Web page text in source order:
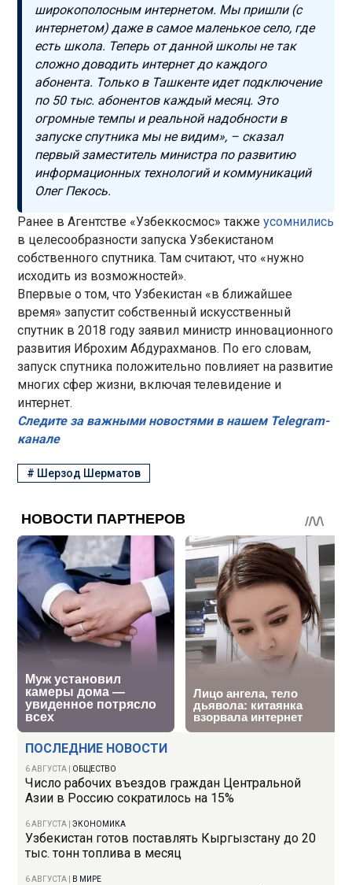
ПОСЛЕДНИЕ НОВОСТИ
6 АВГУСТА ОБЩЕСТВО
Число рабочих въездов граждан Центральной
Азии в Россию сократилось на 15%
6 АВГУСТА |ЭКОНОМИКА
Узбекистан готов поставлять Кыргызстану до 20
тыс. тонн топлива в месяц
6 АВГУСТА В МИРЕ
широкополосным интернетом. Мы пришли (с
интернетом) даже в самое маленькое село, где
есть школа. Теперь от данной школы не так
сложно доводить интернет до каждого
абонента. Только в Ташкенте идет подключение
по 50 тыс. абонентов каждый месяц. Это
огромные темпы и реальной надобности в
запуске спутника мы не видим», – сказал
первый заместитель министра по развитию
информационных технологий и коммуникаций
Олег Пекось.
Ранее в Агентстве «Узбеккосмос» такжеусомнились
в целесообразности запуска Узбекистаном
собственного спутника. Там считают, что «нужно
исходить из возможностей».
Впервые о том, что Узбекистан «в ближайшее
время» запустит собственный искусственный
спутник в 2018 году заявил министр инновационного
развития Иброхим Абдурахманов. По его словам,
запуск спутника положительно повлияет на развитие
многих сфер жизни, включая телевидение и
интернет.
Следите за важными новостями в нашем Telegram-
канале
# Шерзод Шерматов